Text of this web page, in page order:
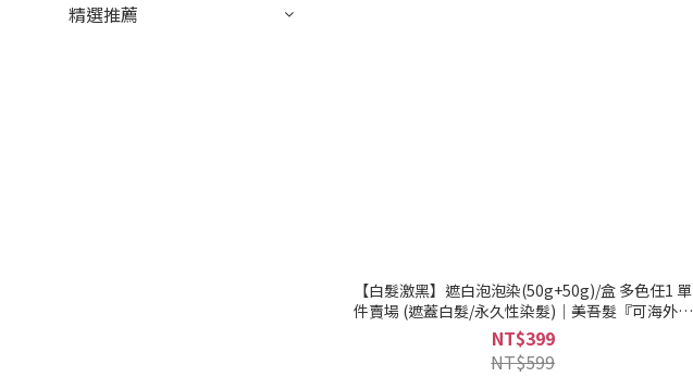
精選推薦
【白髮激黑】遮白泡泡染(50g+50g)/盒 多色任1 單
件賣場 (遮蓋白髮/永久性染髮)｜美吾髮『可海外配
送』
NT$399
NT$599